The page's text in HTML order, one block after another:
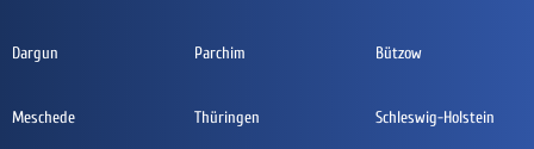
Dargun Parchim Bützow
Meschede Thüringen Schleswig-Holstein